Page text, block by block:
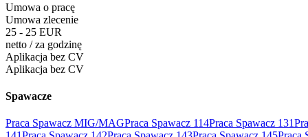
Umowa o pracę
Umowa zlecenie
25 - 25 EUR
netto /za godzinę
Aplikacja bez CV
Aplikacja bez CV
Spawacze
Praca Spawacz MIG/MAGPraca Spawacz 114Praca Spawacz 131